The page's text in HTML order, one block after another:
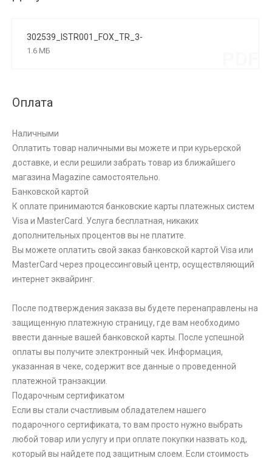
302539_ISTR001_FOX_TR_3-
PHASE_08W_CRI90_3000K_1-10V_NERO
1.6 МБ
Оплата
Наличными
Оплатить товар наличными вы можете и при курьерской
доставке, и если решили забрать товар из ближайшего
магазина Magazine самоcтоятельно.
Банковской картой
К оплате принимаются банковские карты платежных систем
Visa и MasterCard. Услуга бесплатная, никаких
дополнительных процентов вы не платите.
Вы можете оплатить свой заказ банковской картой Visa или
MasterCard через процессинговый центр, осуществляющий
интернет эквайринг.
После подтверждения заказа вы будете перенаправлены на
защищенную платежную страницу, где вам необходимо
ввести данные вашей банковской карты. После успешной
оплаты вы получите электронный чек. Информация,
указанная в чеке, содержит все данные о проведенной
платежной транзакции.
Подарочным сертификатом
Если вы стали счастливым обладателем нашего
подарочного сертификата, то вам просто нужно выбрать
любой товар или услугу и при оплате покупки назвать код,
который вы найдете под защитным слоем. Если стоимость